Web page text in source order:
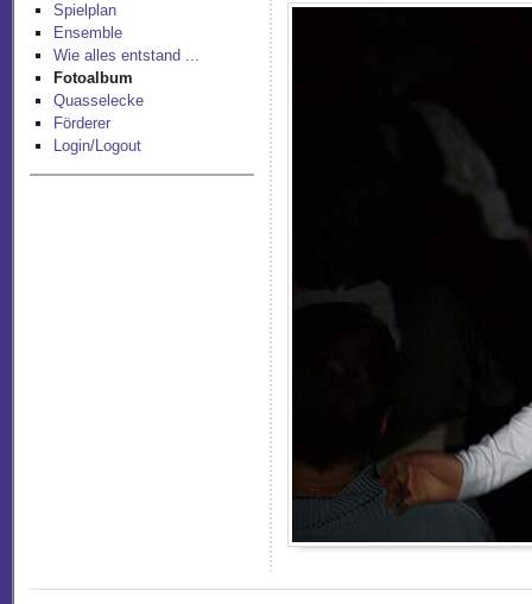
Spielplan
Ensemble
Wie alles entstand ...
Fotoalbum
Quasselecke
Förderer
Login/Logout